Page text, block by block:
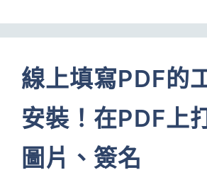
線上填寫PDF的
安裝！在PDF上
圖片、簽名